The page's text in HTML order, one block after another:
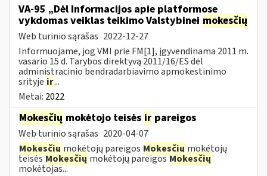
VA-95 „Dėl Informacijos apie platformose
vykdomas veiklas teikimo Valstybinei mokesčių
Web turinio sąrašas 2022-12-27
Informuojame, jog VMI prie FM[1], įgyvendinama 2011 m.
vasario 15 d. Tarybos direktyvą 2011/16/ES dėl
administracinio bendradarbiavimo apmokestinimo
srityje ir...
Metai: 2022
Mokesčių mokėtojo teisės ir pareigos
Web turinio sąrašas 2020-04-07
Mokesčių mokėtojų pareigos Mokesčių mokėtojų
teisėsMokesčių mokėtojų pareigosMokesčių
mokėtojas...